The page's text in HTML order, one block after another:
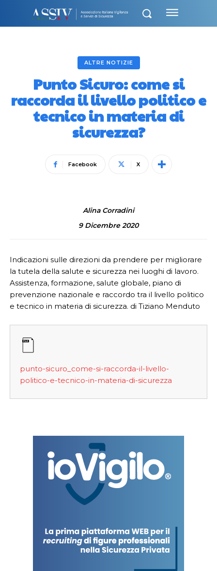
ALTRE NOTIZIE
Punto Sicuro: come si
raccorda il livello politico e
tecnico in materia di
sicurezza?
Facebook X
Alina Corradini
9 Dicembre 2020
Indicazioni sulle direzioni da prendere per migliorare
la tutela della salute e sicurezza nei luoghi di lavoro.
Assistenza, formazione, salute globale, piano di
prevenzione nazionale e raccordo tra il livello politico
e tecnico in materia di sicurezza. di Tiziano Menduto
punto-sicuro_come-si-raccorda-il-livello-
politico-e-tecnico-in-materia-di-sicurezza